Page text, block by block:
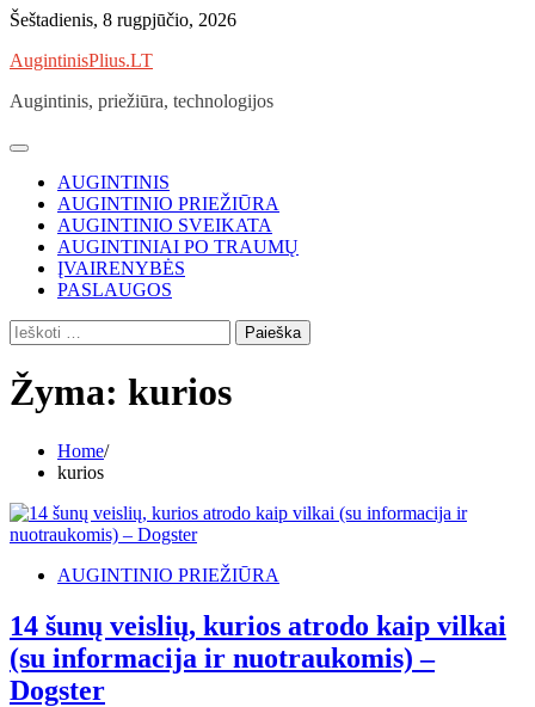
Skip
content
Šeštadienis, 8 rugpjūčio, 2026
AugintinisPlius.LT
Augintinis, priežiūra, technologijos
AUGINTINIS
AUGINTINIO PRIEŽIŪRA
AUGINTINIO SVEIKATA
AUGINTINIAI PO TRAUMŲ
ĮVAIRENYBĖS
PASLAUGOS
Ieškoti:
Žyma: kurios
Home
kurios
AUGINTINIO PRIEŽIŪRA
14 šunų veislių, kurios atrodo kaip vilkai
(su informacija ir nuotraukomis) –
Dogster